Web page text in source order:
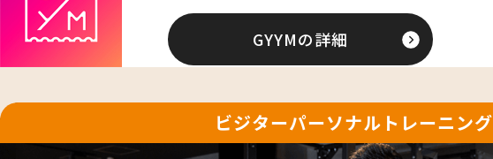
GYYMの詳細
ビジターパーソナルトレーニング